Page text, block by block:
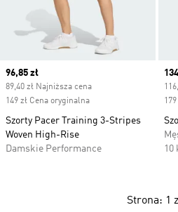
Current price
96,85 zł
89,40 zł Najniższa cena
149 zł Cena oryginalna
Szorty Pacer Training 3-Stripes
Woven High-Rise
Damskie Performance
10
Strona: 1